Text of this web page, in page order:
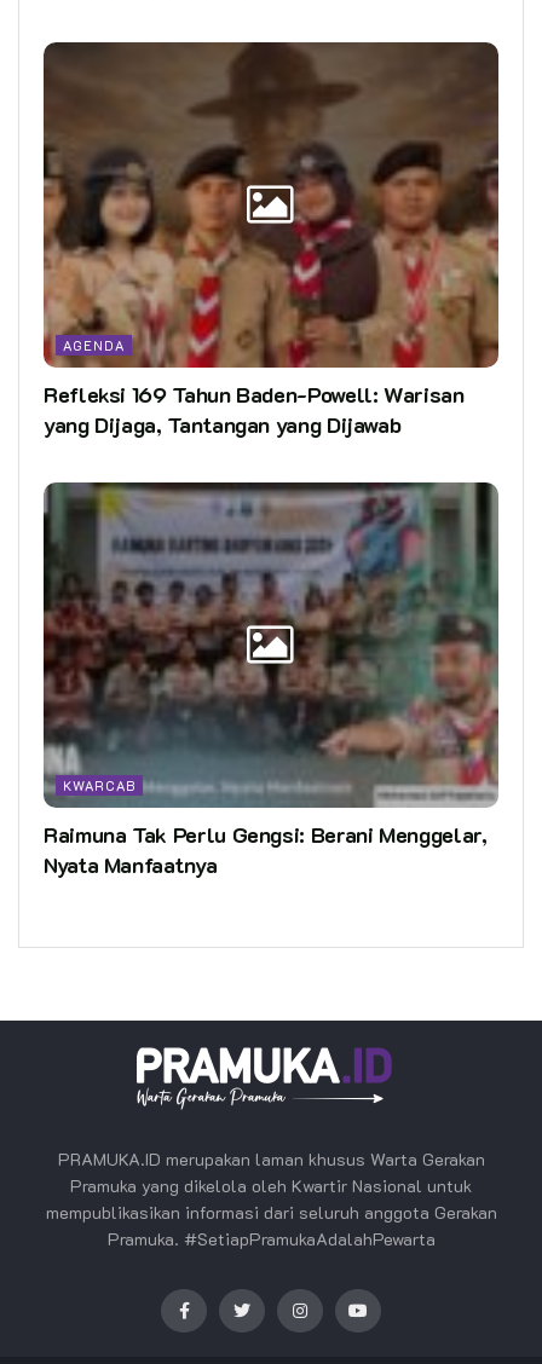
AGENDA
Refleksi 169 Tahun Baden-Powell: Warisan
yang Dijaga, Tantangan yang Dijawab
KWARCAB
Raimuna Tak Perlu Gengsi: Berani Menggelar,
Nyata Manfaatnya
PRAMUKA.ID merupakan laman khusus Warta Gerakan
Pramuka yang dikelola oleh Kwartir Nasional untuk
mempublikasikan informasi dari seluruh anggota Gerakan
Pramuka. #SetiapPramukaAdalahPewarta